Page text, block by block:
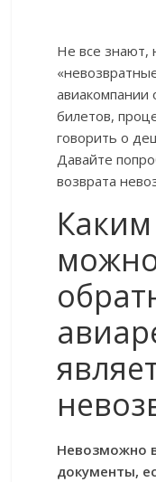
Не все знают,
авиакомпании
билетов,
говорить о
Давайте
возврата
Невозможно
документы,